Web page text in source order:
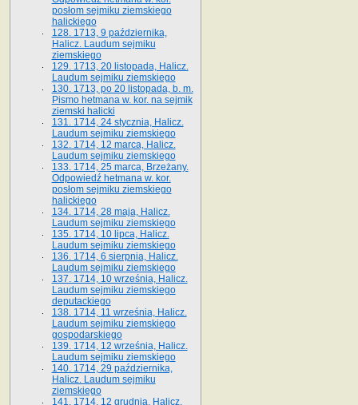
posłom sejmiku ziemskiego
halickiego
128. 1713, 9 października,
Halicz. Laudum sejmiku
ziemskiego
129. 1713, 20 listopada, Halicz.
Laudum sejmiku ziemskiego
130. 1713, po 20 listopada, b. m.
Pismo hetmana w. kor. na sejmik
ziemski halicki
131. 1714, 24 stycznia, Halicz.
Laudum sejmiku ziemskiego
132. 1714, 12 marca, Halicz.
Laudum sejmiku ziemskiego
133. 1714, 25 marca, Brzeżany.
Odpowiedź hetmana w. kor.
posłom sejmiku ziemskiego
halickiego
134. 1714, 28 maja, Halicz.
Laudum sejmiku ziemskiego
135. 1714, 10 lipca, Halicz.
Laudum sejmiku ziemskiego
136. 1714, 6 sierpnia, Halicz.
Laudum sejmiku ziemskiego
137. 1714, 10 września, Halicz.
Laudum sejmiku ziemskiego
deputackiego
138. 1714, 11 września, Halicz.
Laudum sejmiku ziemskiego
gospodarskiego
139. 1714, 12 września, Halicz.
Laudum sejmiku ziemskiego
140. 1714, 29 października,
Halicz. Laudum sejmiku
ziemskiego
141. 1714, 12 grudnia, Halicz.